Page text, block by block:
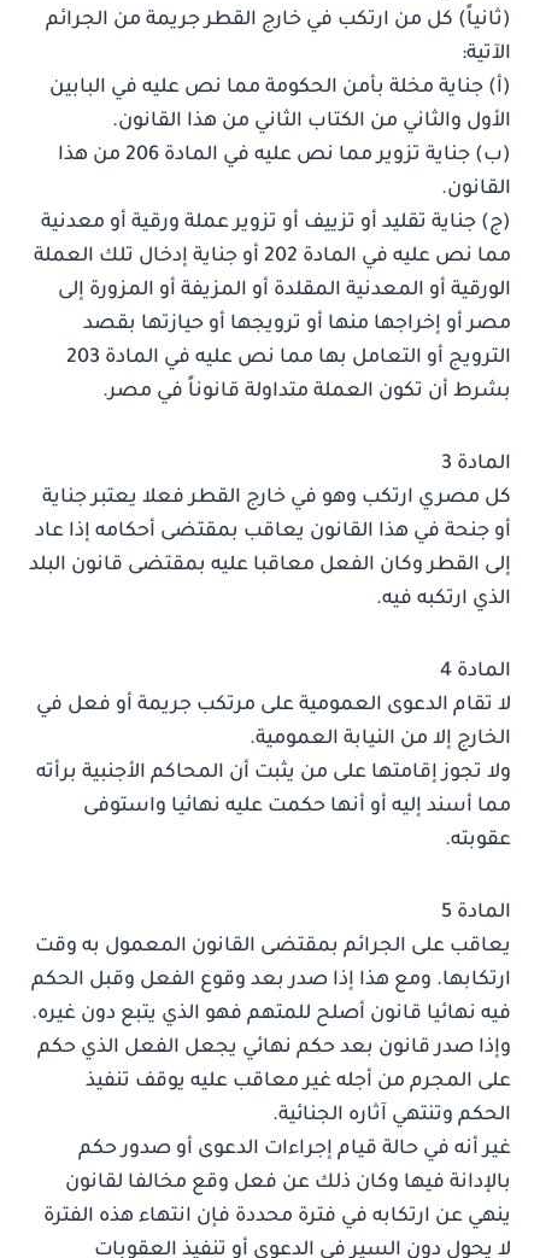
(ثانياً) كل من ارتكب في خارج القطر جريمة من الجرائم
الآتية:
(أ) جناية مخلة بأمن الحكومة مما نص عليه في البابين
الأول والثاني من الكتاب الثاني من هذا القانون.
(ب) جناية تزوير مما نص عليه في المادة 206 من هذا
القانون.
(ج) جناية تقليد أو تزييف أو تزوير عملة ورقية أو معدنية
مما نص عليه في المادة 202 أو جناية إدخال تلك العملة
الورقية أو المعدنية المقلدة أو المزيفة أو المزورة إلى
مصر أو إخراجها منها أو ترويجها أو حيازتها بقصد
الترويج أو التعامل بها مما نص عليه في المادة 203
بشرط أن تكون العملة متداولة قانوناً في مصر.
المادة 3
كل مصري ارتكب وهو في خارج القطر فعلا يعتبر جناية
أو جنحة في هذا القانون يعاقب بمقتضى أحكامه إذا عاد
إلى القطر وكان الفعل معاقبا عليه بمقتضى قانون البلد
الذي ارتكبه فيه.
المادة 4
لا تقام الدعوى العمومية على مرتكب جريمة أو فعل في
الخارج إلا من النيابة العمومية.
ولا تجوز إقامتها على من يثبت أن المحاكم الأجنبية برأته
مما أسند إليه أو أنها حكمت عليه نهائيا واستوفى
عقوبته.
المادة 5
يعاقب على الجرائم بمقتضى القانون المعمول به وقت
ارتكابها. ومع هذا إذا صدر بعد وقوع الفعل وقبل الحكم
فيه نهائيا قانون أصلح للمتهم فهو الذي يتبع دون غيره.
وإذا صدر قانون بعد حكم نهائي يجعل الفعل الذي حكم
على المجرم من أجله غير معاقب عليه يوقف تنفيذ
الحكم وتنتهي آثاره الجنائية.
غير أنه في حالة قيام إجراءات الدعوى أو صدور حكم
بالإدانة فيها وكان ذلك عن فعل وقع مخالفا لقانون
ينهي عن ارتكابه في فترة محددة فإن انتهاء هذه الفترة
لا يحول دون السير في الدعوى أو تنفيذ العقوبات